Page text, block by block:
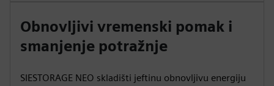
Obnovljivi vremenski pomak i
smanjenje potražnje
SIESTORAGE NEO skladišti jeftinu obnovljivu energiju